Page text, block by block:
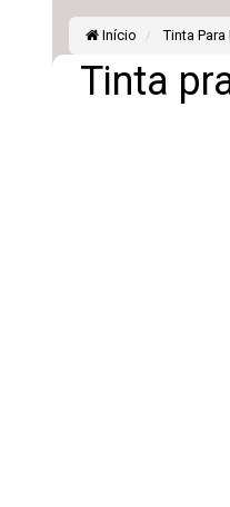
Início Tinta Para
Tinta